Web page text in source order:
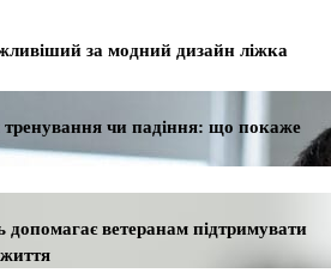
за модний дизайн ліжка
тренування чи падіння: що покаже
допомагає ветеранам підтримувати